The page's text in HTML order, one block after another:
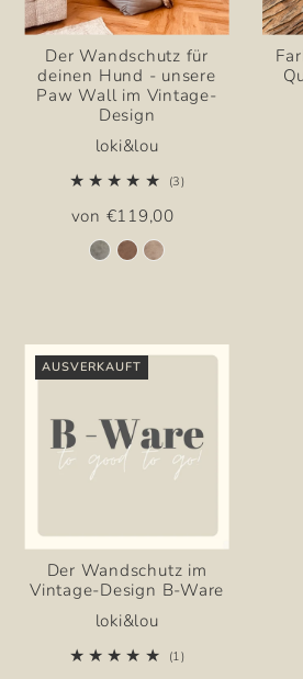
Der Wandschutz für
deinen Hund - unsere
Paw Wall im Vintage-
Design
loki&lou
von €119,00
AUSVERKAUFT
Der Wandschutz im
Vintage-Design B-Ware
loki&lou
von €109,99